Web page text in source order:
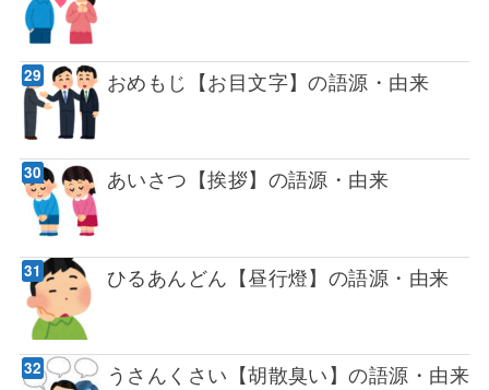
おめもじ【お目文字】の語源・由来
あいさつ【挨拶】の語源・由来
ひるあんどん【昼行燈】の語源・由来
うさんくさい【胡散臭い】の語源・由来